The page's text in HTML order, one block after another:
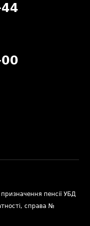
пенсії УБД
справа №